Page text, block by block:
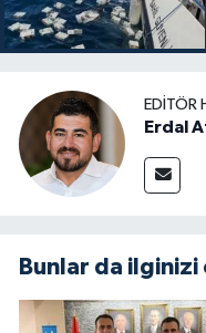
EDITÖR
Erdal
Bunlar da